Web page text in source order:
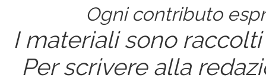
Ogni contributo
I materiali sono
Per scrivere alla